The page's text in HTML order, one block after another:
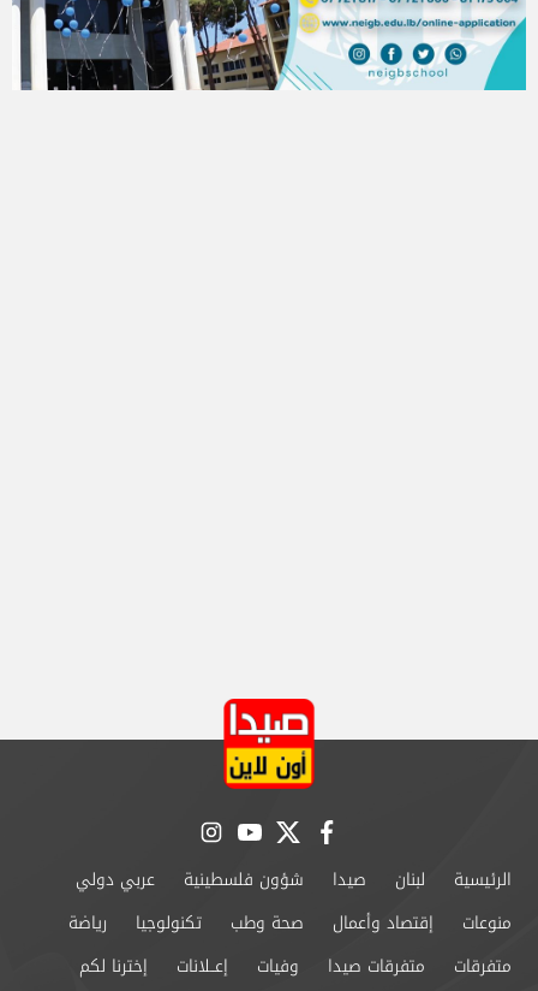
facebook
twitter
youtube
instagram
الرئيسية لبنان صيدا شؤون فلسطينية
عربي دولي
منوعات
إقتصاد وأعمال صحة وطب تكنولوجيا
رياضة
متفرقات
متفرقات صيدا وفيات إعــلانات إخترنا لكم